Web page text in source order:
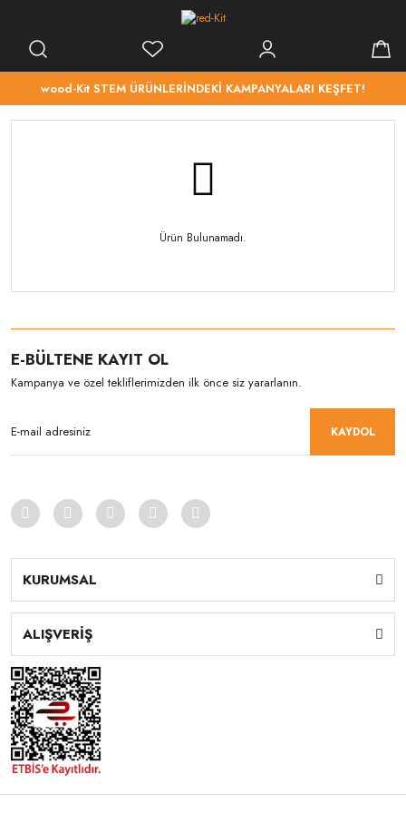
wood-Kit STEM ÜRÜNLERİNDEKİ KAMPANYALARI KEŞFET!
Ürün Bulunamadı.
E-BÜLTENE KAYIT OL
Kampanya ve özel tekliflerimizden ilk önce siz yararlanın.
KAYDOL
KURUMSAL
ALIŞVERİŞ